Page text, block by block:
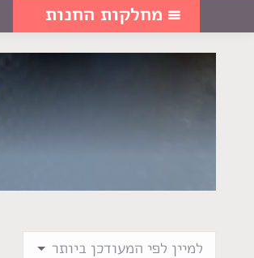
מחלקות החנות